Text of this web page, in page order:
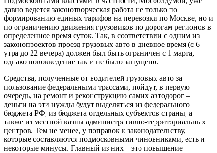
давно ведется законотворческая работа не только по
формированию единых тарифов на перевозки по Москве, но и
по ограничению движения грузовиков по дорогам регионов в
определенное время суток. Так, в соответствии с одним из
законопроектов проезд грузовых авто в дневное время (с 6
утра до 22 вечера) должен был быть ограничен с 1 марта,
однако нововведение так и не было запущено.
Средства, полученные от водителей грузовых авто за
пользование федеральными трассами, пойдут, в первую
очередь, на ремонт и реконструкцию самих автодорог –
деньги на эти нужды будут выделяться из федерального
бюджета РФ, из бюджета отдельных субъектов страны, а
также из местной казны административно-территориальных
центров. Тем не менее, у поправок к законодательству,
которые составляются подмосковными чиновниками, есть и
некоторые минусы. Главный из них – это повышение